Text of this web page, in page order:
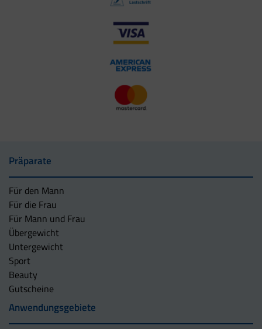
Präparate
Für den Mann
Für die Frau
Für Mann und Frau
Übergewicht
Untergewicht
Sport
Beauty
Gutscheine
Anwendungsgebiete